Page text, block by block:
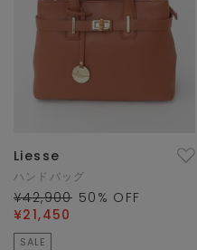
Liesse
ハンドバッグ
¥42,900 50 % OFF
¥21,450
SALE